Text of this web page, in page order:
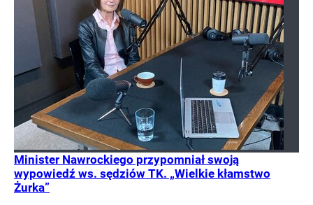
Minister Nawrockiego przypomniał swoją
wypowiedź ws. sędziów TK. „Wielkie kłamstwo
Żurka”